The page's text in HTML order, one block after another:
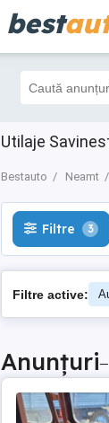
best
Utilaje
Bestauto Neamt
Filtre 3
Filtre 3
Filtre active:
Anunțuri–